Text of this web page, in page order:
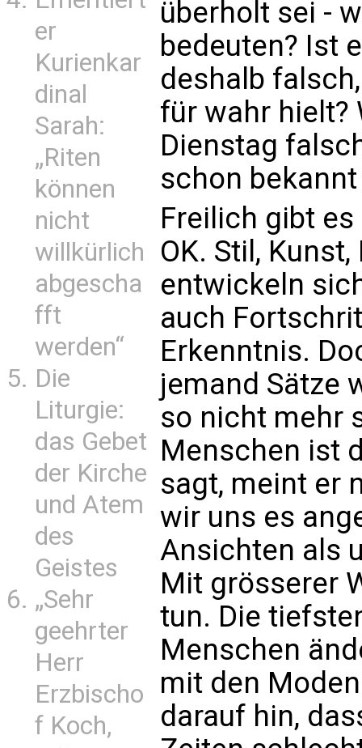
er
Kurienkar
dinal
Sarah:
„Riten
können
nicht
willkürlich
abgescha
fft
werden“
Die
Liturgie:
das Gebet
der Kirche
und Atem
des
Geistes
„Sehr
geehrter
Herr
Erzbischo
f Koch,
überholt sei -
bedeuten? Ist
deshalb
für wahr hielt?
Dienstag
schon
Freilich gibt
OK. Stil,
entwickeln
auch
Erkenntnis.
jemand Sätze
so nicht mehr
Menschen ist
sagt, meint er
wir uns es
Ansichten als
Mit grösserer
tun. Die
Menschen
mit den
darauf hin,